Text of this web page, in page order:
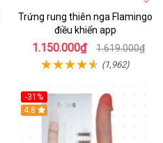
Trứng rung thiên nga Flamingo
điều khiển app
1.150.000₫ 1.619.000₫
(1,962)
-31%
4.8